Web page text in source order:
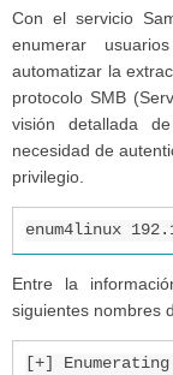
Con el servicio
enumerar
automatizar la
protocolo SMB
visión detallada
necesidad de
privilegio.
enum4linux
Entre la
siguientes nombres
[+]